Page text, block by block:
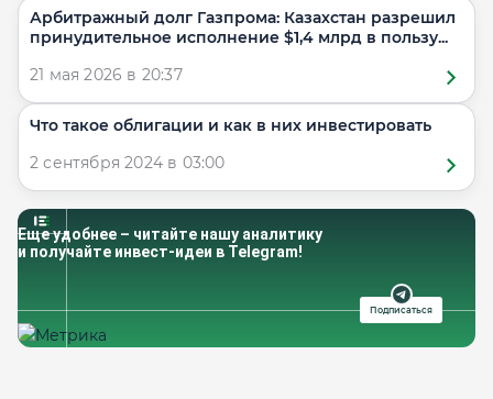
Арбитражный долг Газпрома: Казахстан разрешил
принудительное исполнение $1,4 млрд в пользу...
21 мая 2026 в 20:37
Что такое облигации и как в них инвестировать
2 сентября 2024 в 03:00
Еще удобнее – читайте нашу аналитику
и получайте инвест-идеи в Telegram!
Подписаться